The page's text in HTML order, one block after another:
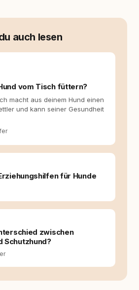
Hundeerziehung
Bindung dort, wo Verständnis
– nicht umgekehrt. Aus dieser
in Deutschland, Österreich
Meine Überzeugung:
beginnt mit Wissen. Wer seinen
trifft bessere Entscheidungen –
das beiden guttut.
auch lesen
vom Tisch füttern?
macht aus deinem Hund einen
und kann seiner Gesundheit
für Hunde
zwischen
Schutzhund?